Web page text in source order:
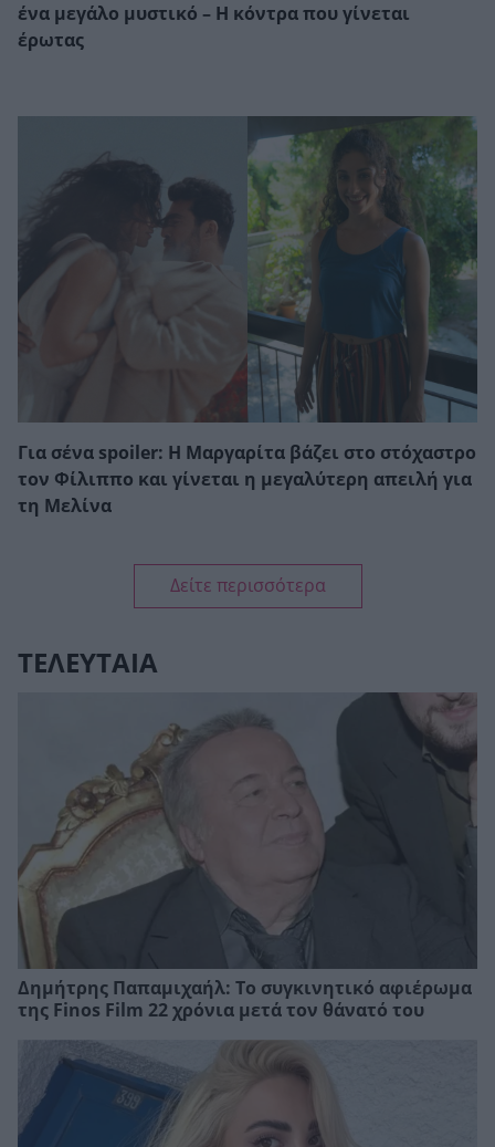
ένα μεγάλο μυστικό – Η κόντρα που γίνεται
έρωτας
Για σένα spoiler: Η Μαργαρίτα βάζει στο στόχαστρο
τον Φίλιππο και γίνεται η μεγαλύτερη απειλή για
τη Μελίνα
Δείτε περισσότερα
ΤΕΛΕΥΤΑΙΑ
Δημήτρης Παπαμιχαήλ: Το συγκινητικό αφιέρωμα
της Finos Film 22 χρόνια μετά τον θάνατό του